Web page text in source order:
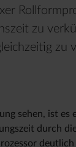
zu
zu
sehen, ist es
durch